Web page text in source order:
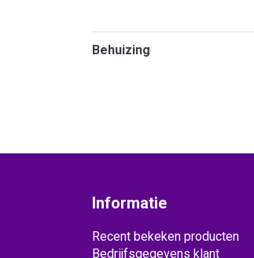
Behuizing
Informatie
Recent bekeken producten
Bedrijfsgegevens klant